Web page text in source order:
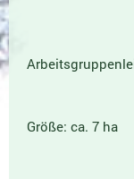
Größe: ca. 7 ha